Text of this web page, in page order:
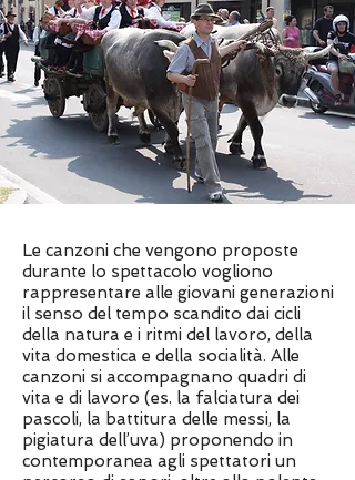
Le canzoni che vengono proposte
durante lo spettacolo vogliono
rappresentare alle giovani generazioni
il senso del tempo scandito dai cicli
della natura e i ritmi del lavoro, della
vita domestica e della socialità. Alle
canzoni si accompagnano quadri di
vita e di lavoro (es. la falciatura dei
pascoli, la battitura delle messi, la
pigiatura dell’uva) proponendo in
contemporanea agli spettatori un